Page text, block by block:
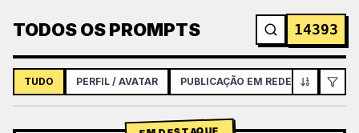
TODOS OS PROMPTS 14393
TUDO PERFIL / AVATAR PUBLICAÇÃO EM REDES SOCIAIS